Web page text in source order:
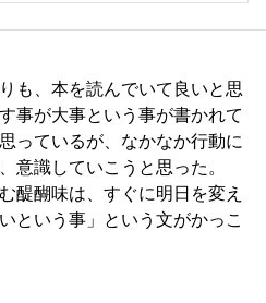
も、本を読んでいて良いと思
事が大事という事が書かれて
っているが、なかなか行動に
意識していこうと思った。
醍醐味は、すぐに明日を変え
という事」という文がかっこ